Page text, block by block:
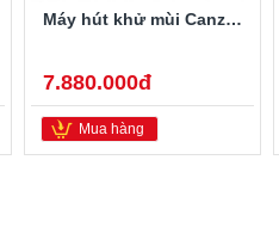
Máy hút khử mùi Canzy CZ-70D1
7.880.000đ
Mua hàng